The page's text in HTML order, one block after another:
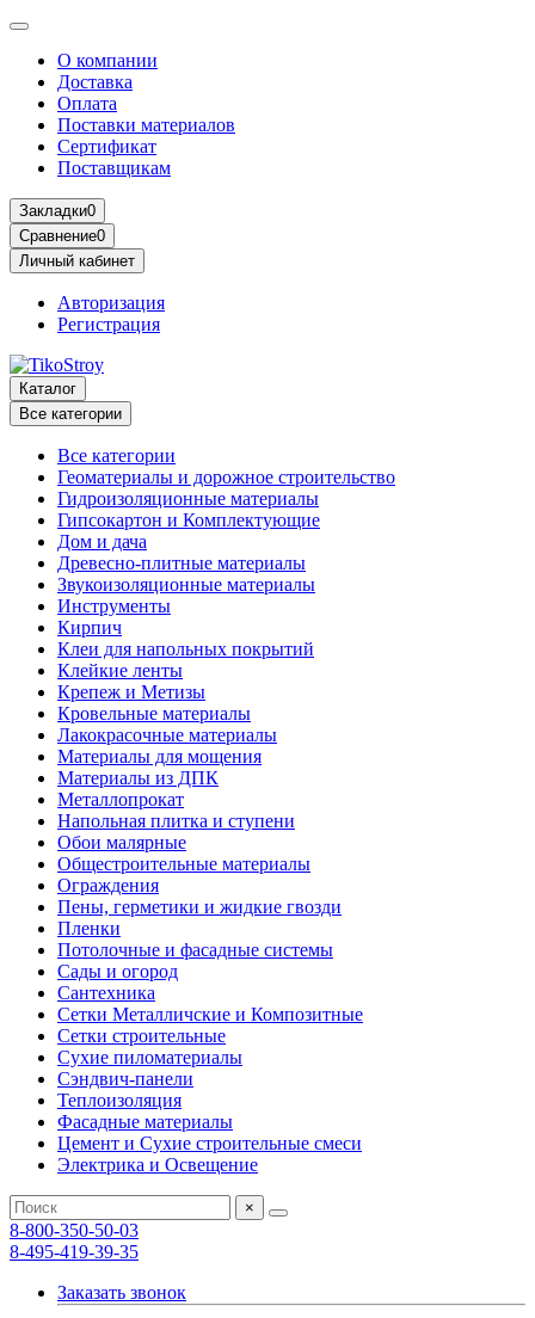
О компании
Доставка
Оплата
Поставки материалов
Сертификат
Поставщикам
Закладки0
Сравнение0
Личный кабинет
Авторизация
Регистрация
Каталог
Все категории
Все категории
Геоматериалы и дорожное строительство
Гидроизоляционные материалы
Гипсокартон и Комплектующие
Дом и дача
Древесно-плитные материалы
Звукоизоляционные материалы
Инструменты
Кирпич
Клеи для напольных покрытий
Клейкие ленты
Крепеж и Метизы
Кровельные материалы
Лакокрасочные материалы
Материалы для мощения
Материалы из ДПК
Металлопрокат
Напольная плитка и ступени
Обои малярные
Общестроительные материалы
Ограждения
Пены, герметики и жидкие гвозди
Пленки
Потолочные и фасадные системы
Сады и огород
Сантехника
Сетки Металличские и Композитные
Сетки строительные
Сухие пиломатериалы
Сэндвич-панели
Теплоизоляция
Фасадные материалы
Цемент и Сухие строительные смеси
Электрика и Освещение
×
8-800-350-50-03
8-495-419-39-35
Заказать звонок